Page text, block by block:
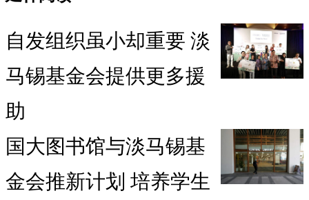
自发组织虽小却重要 淡
马锡基金会提供更多援
助
国大图书馆与淡马锡基
金会推新计划 培养学生